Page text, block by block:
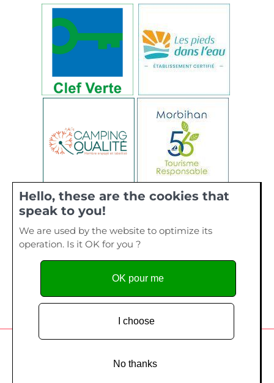
Copyright since 2014
Hello, these are the cookies that
speak to you!
We are used by the website to optimize its
operation. Is it OK for you ?
No thanks
I choose
OK pour me